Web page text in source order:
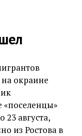
окраине
«поселенцы»
августа,
из Ростова в